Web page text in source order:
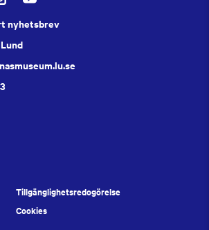
nyhetsbrev
Tillgänglighetsredogörelse
Cookies